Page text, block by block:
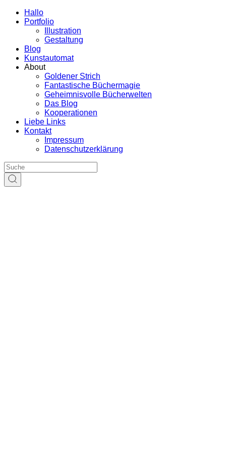
Hallo
Portfolio
Illustration
Gestaltung
Blog
Kunstautomat
About
Goldener Strich
Fantastische Büchermagie
Geheimnisvolle Bücherwelten
Das Blog
Kooperationen
Liebe Links
Kontakt
Impressum
Datenschutzerklärung